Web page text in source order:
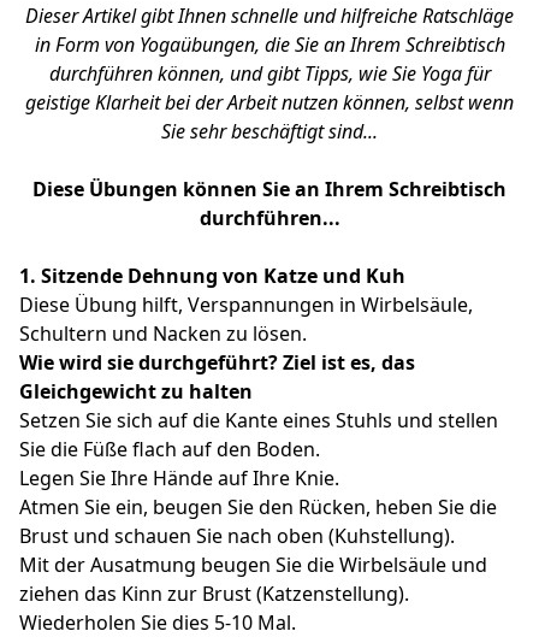
Dieser Artikel gibt Ihnen schnelle und hilfreiche Ratschläge
in Form von Yogaübungen, die Sie an Ihrem Schreibtisch
durchführen können, und gibt Tipps, wie Sie Yoga für
geistige Klarheit bei der Arbeit nutzen können, selbst wenn
Sie sehr beschäftigt sind...
Diese Übungen können Sie an Ihrem Schreibtisch
durchführen...
1. Sitzende Dehnung von Katze und Kuh
Diese Übung hilft, Verspannungen in Wirbelsäule,
Schultern und Nacken zu lösen.
Wie wird sie durchgeführt?Ziel ist es, das
Gleichgewicht zu halten
Setzen Sie sich auf die Kante eines Stuhls und stellen
Sie die Füße flach auf den Boden.
Legen Sie Ihre Hände auf Ihre Knie.
Atmen Sie ein, beugen Sie den Rücken, heben Sie die
Brust und schauen Sie nach oben (Kuhstellung).
Mit der Ausatmung beugen Sie die Wirbelsäule und
ziehen das Kinn zur Brust (Katzenstellung).
Wiederholen Sie dies 5-10 Mal.